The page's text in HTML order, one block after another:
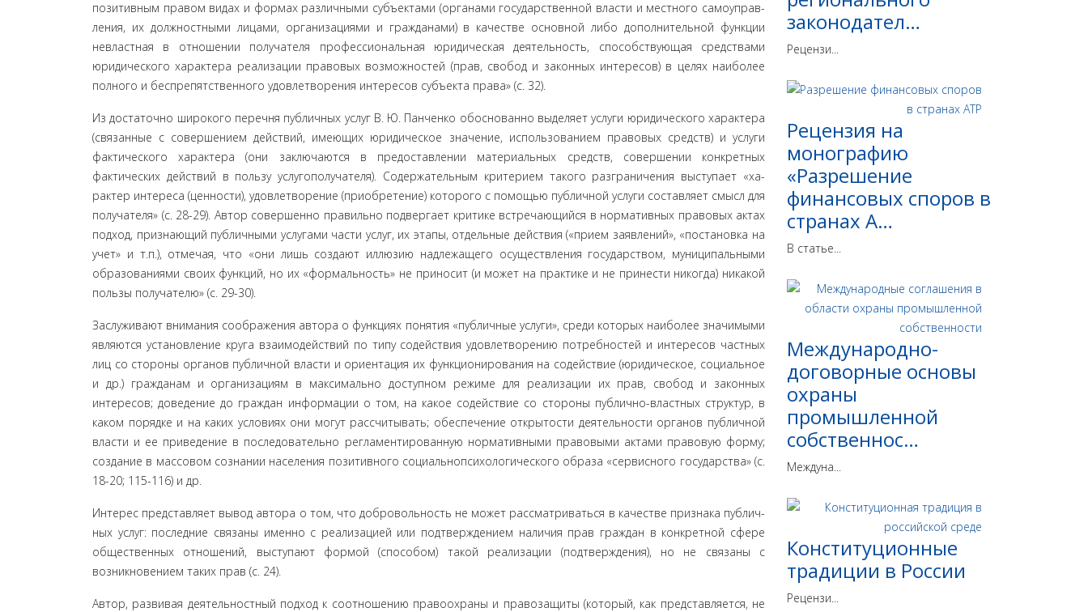
позитивным правом видах и формах различными субъекта­ми (органами государственной власти и местного самоуправ­
ления, их должностными лицами, организациями и гражда­нами) в качестве основной либо дополнительной функции
невластная в отношении получателя профессиональная юридическая деятельность, способствующая средствами
юридического характера реализации правовых возможно­стей (прав, свобод и законных интересов) в целях наиболее
полного и беспрепятственного удовлетворения интересов субъекта права» (с. 32).
Из достаточно широкого перечня публичных услуг В. Ю. Панченко обоснованно выделяет услуги юридическо­го характера
(связанные с совершением действий, имеющих юридическое значение, использованием правовых средств) и услуги
фактического характера (они заключаются в предо­ставлении материальных средств, совершении конкретных
фактических действий в пользу услугополучателя). Содер­жательным критерием такого разграничения выступает «ха­
рактер интереса (ценности), удовлетворение (приобретение) которого с помощью публичной услуги составляет смысл для
получателя» (с. 28-29). Автор совершенно правильно подвер­гает критике встречающийся в нормативных правовых актах
подход, признающий публичными услугами части услуг, их этапы, отдельные действия («прием заявлений», «постанов­ка на
учет» и т.п.), отмечая, что «они лишь создают иллюзию надлежащего осуществления государством, муниципальны­ми
образованиями своих функций, но их «формальность» не приносит (и может на практике и не принести никогда) ника­кой
пользы получателю» (с. 29-30).
Заслуживают внимания соображения автора о функциях понятия «публичные услуги», среди которых наиболее значи­мыми
являются установление круга взаимодействий по типу содействия удовлетворению потребностей и интересов част­ных
лиц со стороны органов публичной власти и ориентация их функционирования на содействие (юридическое, соци­альное
и др.) гражданам и организациям в максимально до­ступном режиме для реализации их прав, свобод и законных
интересов; доведение до граждан информации о том, на какое содействие со стороны публично-властных структур, в
каком порядке и на каких условиях они могут рассчитывать; обе­спечение открытости деятельности органов публичной
вла­сти и ее приведение в последовательно регламентированную нормативными правовыми актами правовую форму;
созда­ние в массовом сознании населения позитивного социально­психологического образа «сервисного государства» (с.
18-20; 115-116) и др.
Интерес представляет вывод автора о том, что доброволь­ность не может рассматриваться в качестве признака публич­
ных услуг: последние связаны именно с реализацией или подтверждением наличия прав граждан в конкретной сфере
общественных отношений, выступают формой (способом) та­кой реализации (подтверждения), но не связаны с
возникнове­нием таких прав (с. 24).
Автор, развивая деятельностный подход к соотношению правоохраны и правозащиты (который, как представляется, не
законодател…
Рецензи...
Рецензия на
монографию
«Разрешение
финансовых споров в
странах А…
В статье...
Международно-
договорные основы
охраны
промышленной
собственнос…
Междуна...
Конституционные
традиции в России
Рецензи...